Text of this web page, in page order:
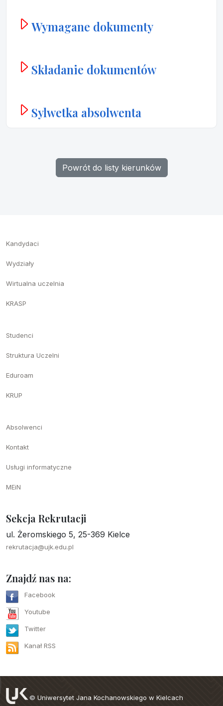
Wymagane dokumenty
Składanie dokumentów
Sylwetka absolwenta
Powrót do listy kierunków
Kandydaci
Wydziały
Wirtualna uczelnia
KRASP
Studenci
Struktura Uczelni
Eduroam
KRUP
Absolwenci
Kontakt
Usługi informatyczne
MEiN
Sekcja Rekrutacji
ul. Żeromskiego 5, 25-369 Kielce
rekrutacja@ujk.edu.pl
Znajdź nas na:
Facebook
Youtube
Twitter
Kanał RSS
© Uniwersytet Jana Kochanowskiego w Kielcach